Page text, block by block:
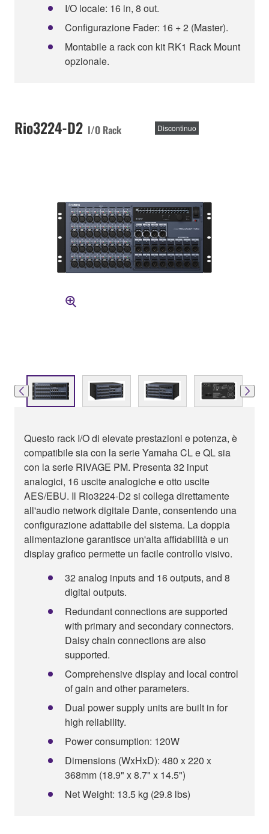
I/O locale: 16 in, 8 out.
Configurazione Fader: 16 + 2 (Master).
Montabile a rack con kit RK1 Rack Mount
opzionale.
Rio3224-D2 I/O Rack Discontinuo
Questo rack I/O di elevate prestazioni e potenza, è
compatibile sia con la serie Yamaha CL e QL sia
con la serie RIVAGE PM. Presenta 32 input
analogici, 16 uscite analogiche e otto uscite
AES/EBU. Il Rio3224-D2 si collega direttamente
all'audio network digitale Dante, consentendo una
configurazione adattabile del sistema. La doppia
alimentazione garantisce un'alta affidabilità e un
display grafico permette un facile controllo visivo.
32 analog inputs and 16 outputs, and 8
digital outputs.
Redundant connections are supported
with primary and secondary connectors.
Daisy chain connections are also
supported.
Comprehensive display and local control
of gain and other parameters.
Dual power supply units are built in for
high reliability.
Power consumption: 120W
Dimensions (WxHxD): 480 x 220 x
368mm (18.9" x 8.7" x 14.5")
Net Weight: 13.5 kg (29.8 lbs)